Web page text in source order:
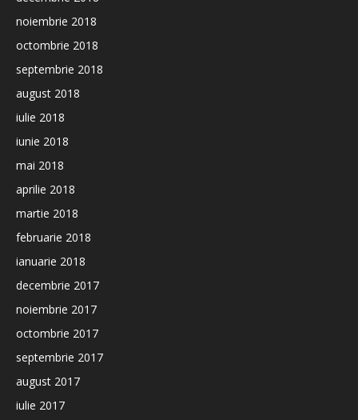
noiembrie 2018
octombrie 2018
septembrie 2018
august 2018
iulie 2018
iunie 2018
mai 2018
aprilie 2018
martie 2018
februarie 2018
ianuarie 2018
decembrie 2017
noiembrie 2017
octombrie 2017
septembrie 2017
august 2017
iulie 2017